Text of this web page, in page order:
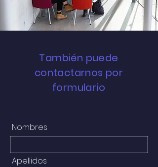
También puede
contactarnos por
formulario
Nombres
Apellidos